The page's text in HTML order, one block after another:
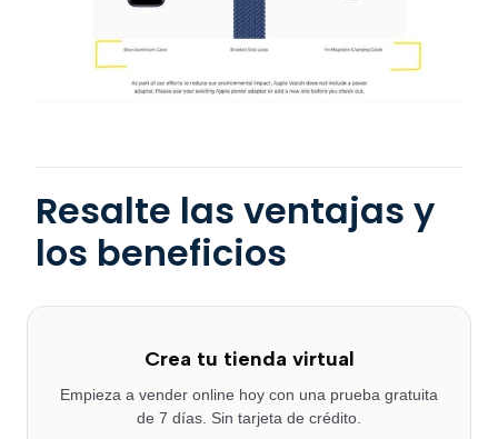
Resalte las ventajas y
los beneficios
Crea tu tienda virtual
Empieza a vender online hoy con una prueba gratuita
de 7 días. Sin tarjeta de crédito.